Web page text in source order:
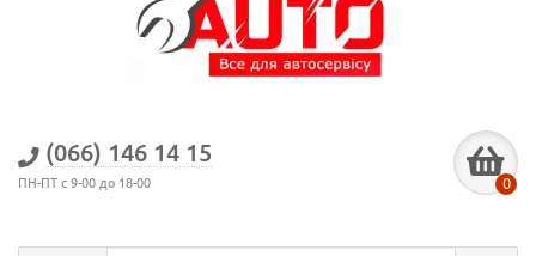
(066) 146 14 15
ПН-ПТ с 9-00 до 18-00 0